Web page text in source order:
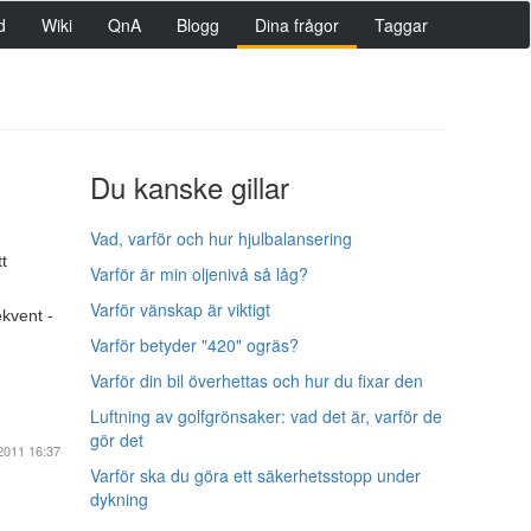
Wiki QnA Blogg Dina frågor Taggar
Du kanske gillar
Vad, varför och hur hjulbalansering
Varför är min oljenivå så låg?
Varför vänskap är viktigt
Varför betyder "420" ogräs?
Varför din bil överhettas och hur du fixar den
Luftning av golfgrönsaker: vad det är, varför de
gör det
Varför ska du göra ett säkerhetsstopp under
dykning
-
16:37